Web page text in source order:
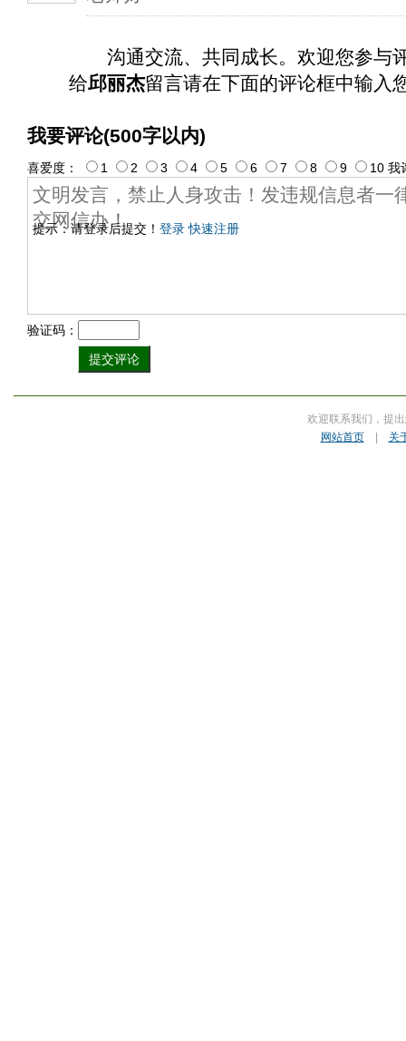
沟通交流、共同成长。欢迎您参与
给邱丽杰留言请在下面的评论框中输入
我要评论(500字以内)
提示：请登录后提交！ 登录 快速注册
喜爱度： 1 2 3 4 5 6 7 8 9 10 我
验证码：
欢迎联系我们，提
网站首页| 关